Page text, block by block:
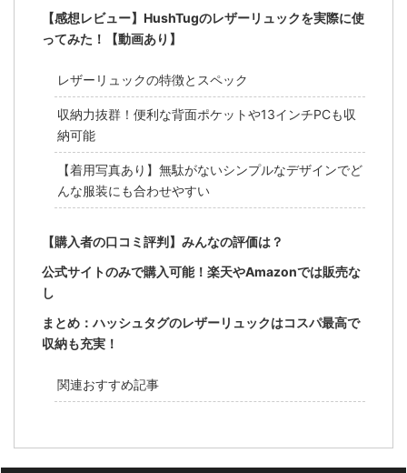
【感想レビュー】HushTugのレザーリュックを実際に使
ってみた！【動画あり】
レザーリュックの特徴とスペック
収納力抜群！便利な背面ポケットや13インチPCも収
納可能
【着用写真あり】無駄がないシンプルなデザインでど
んな服装にも合わせやすい
【購入者の口コミ評判】みんなの評価は？
公式サイトのみで購入可能！楽天やAmazonでは販売な
し
まとめ：ハッシュタグのレザーリュックはコスパ最高で
収納も充実！
関連おすすめ記事